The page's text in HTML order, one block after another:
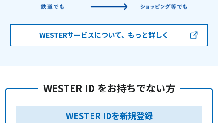
WESTERサービスについて、もっと詳しく
WESTER ID をお持ちでない方
WESTER IDを新規登録